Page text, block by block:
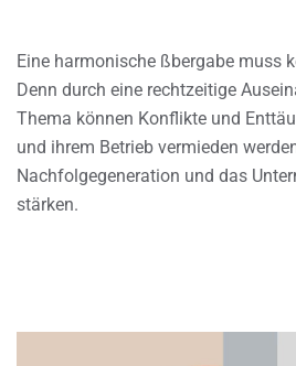
Eine harmonische ßbergabe muss
Denn durch eine rechtzeitige
Thema können Konflikte und
und ihrem Betrieb vermieden
Nachfolgegeneration und das
stärken.